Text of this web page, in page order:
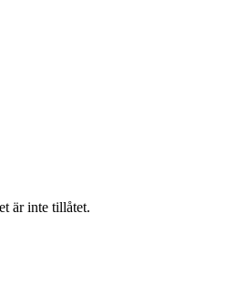
är inte tillåtet.